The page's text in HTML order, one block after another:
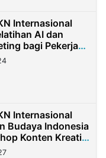
Internasional
AI dan
bagi Pekerja
di Taiwan
Internasional
Budaya Indonesia
Konten Kreatif